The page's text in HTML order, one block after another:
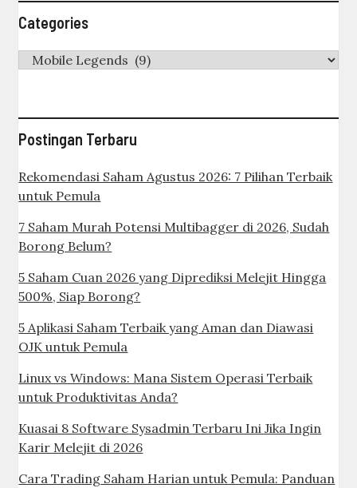
Categories
Categories
Postingan Terbaru
Rekomendasi Saham Agustus 2026: 7 Pilihan Terbaik
untuk Pemula
7 Saham Murah Potensi Multibagger di 2026, Sudah
Borong Belum?
5 Saham Cuan 2026 yang Diprediksi Melejit Hingga
500%, Siap Borong?
5 Aplikasi Saham Terbaik yang Aman dan Diawasi
OJK untuk Pemula
Linux vs Windows: Mana Sistem Operasi Terbaik
untuk Produktivitas Anda?
Kuasai 8 Software Sysadmin Terbaru Ini Jika Ingin
Karir Melejit di 2026
Cara Trading Saham Harian untuk Pemula: Panduan